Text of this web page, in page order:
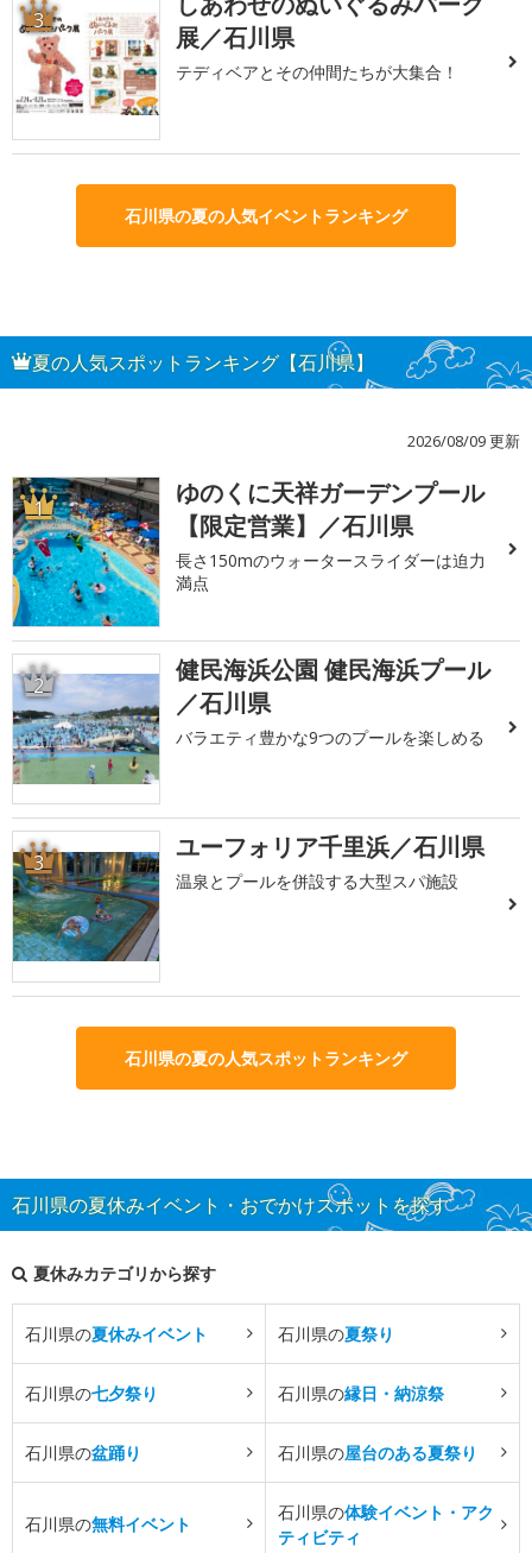
3
展／石川県
テディベアとその仲間たちが大集合！
石川県の夏の人気イベントランキング
夏の人気スポットランキング【石川県】
2026/08/09 更新
1
ゆのくに天祥ガーデンプール
【限定営業】／石川県
長さ150mのウォータースライダーは迫力
満点
2
健民海浜公園 健民海浜プール
／石川県
バラエティ豊かな9つのプールを楽しめる
3 ユーフォリア千里浜／石川県
温泉とプールを併設する大型スパ施設
石川県の夏の人気スポットランキング
石川県の夏休みイベント・おでかけスポットを探す
夏休みカテゴリから探す
石川県の夏休みイベント 石川県の夏祭り
石川県の七夕祭り 石川県の縁日・納涼祭
石川県の盆踊り 石川県の屋台のある夏祭り
石川県の無料イベント
石川県の体験イベント・アク
ティビティ